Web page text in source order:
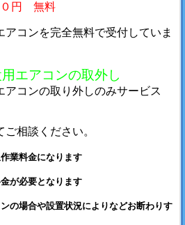
０円 無料
コンを完全無料で受付していま
エアコンの取外し
アコンの取り外しのみサービス
相談ください。
業料金になります
が必要となります
の場合や設置状況によりなどお断わりす